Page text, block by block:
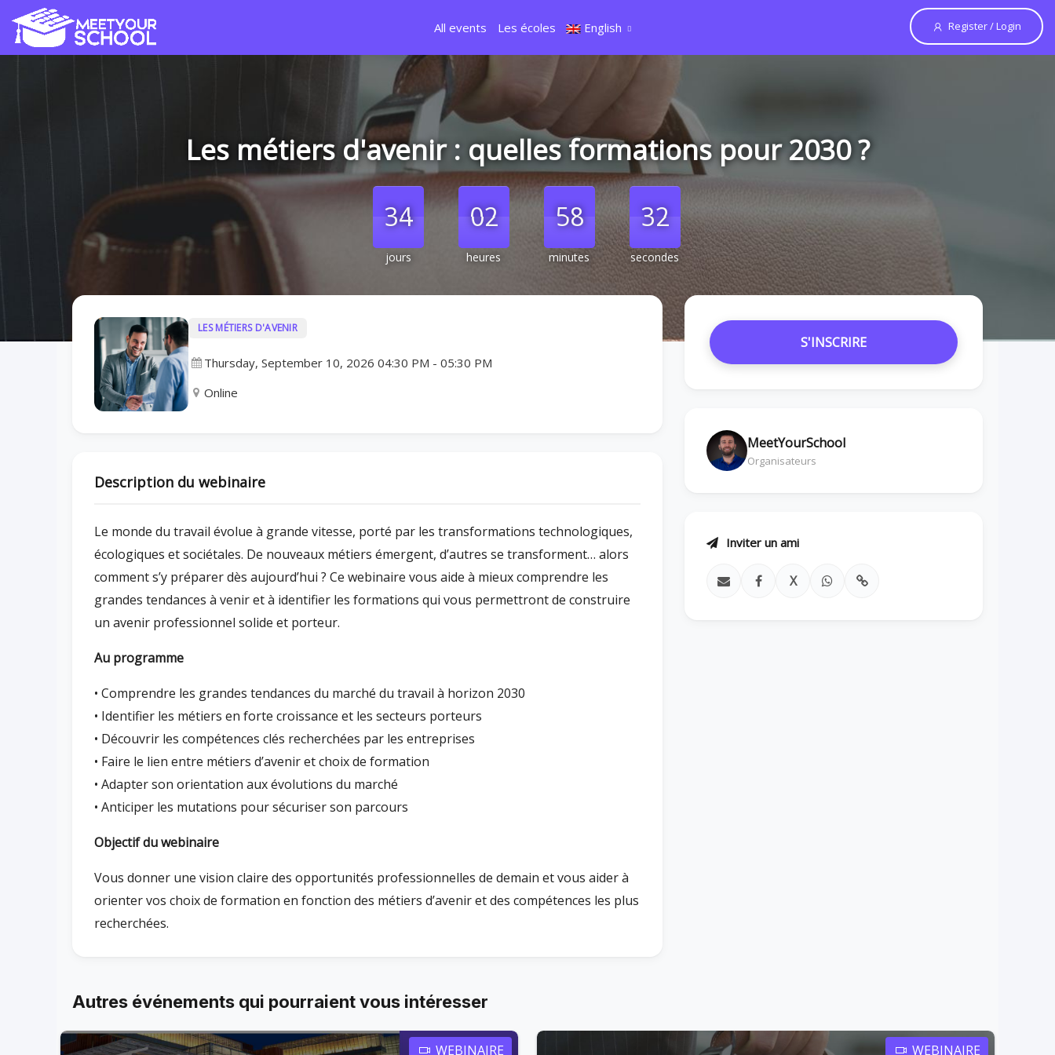
All events Les écoles English Register / Login
Les métiers d'avenir : quelles formations pour 2030 ?
34
34
000
jours
02
02
00
heures
58
58
00
minutes
31
31
32
secondes
LES MÉTIERS D'AVENIR
Thursday, September 10, 2026 04:30 PM - 05:30 PM
Online
Description du webinaire
Le monde du travail évolue à grande vitesse, porté par les transformations technologiques,
écologiques et sociétales. De nouveaux métiers émergent, d’autres se transforment… alors
comment s’y préparer dès aujourd’hui ? Ce webinaire vous aide à mieux comprendre les
grandes tendances à venir et à identifier les formations qui vous permettront de construire
un avenir professionnel solide et porteur.
Au programme
• Comprendre les grandes tendances du marché du travail à horizon 2030
• Identifier les métiers en forte croissance et les secteurs porteurs
• Découvrir les compétences clés recherchées par les entreprises
• Faire le lien entre métiers d’avenir et choix de formation
• Adapter son orientation aux évolutions du marché
• Anticiper les mutations pour sécuriser son parcours
Objectif du webinaire
Vous donner une vision claire des opportunités professionnelles de demain et vous aider à
orienter vos choix de formation en fonction des métiers d’avenir et des compétences les plus
recherchées.
S'INSCRIRE
MeetYourSchool
Organisateurs
Inviter un ami
X
Autres événements qui pourraient vous intéresser
WEBINAIRE WEBINAIRE